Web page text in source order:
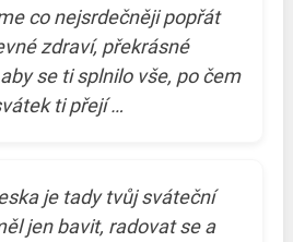
co nejsrdečněji popřát
zdraví, překrásné
se ti splnilo vše, po čem
ti přejí …
je tady tvůj sváteční
jen bavit, radovat se a